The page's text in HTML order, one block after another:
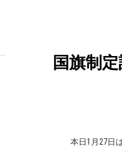
国旗制定
本日1月27日